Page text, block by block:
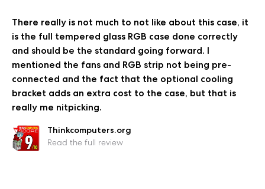
There really is not much to not like about this case, it
is the full tempered glass RGB case done correctly
and should be the standard going forward. I
mentioned the fans and RGB strip not being pre-
connected and the fact that the optional cooling
bracket adds an extra cost to the case, but that is
really me nitpicking.
Thinkcomputers.org
Read the full review